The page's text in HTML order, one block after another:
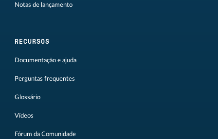
Notas de lançamento
RECURSOS
Documentação e ajuda
Perguntas frequentes
Glossário
Vídeos
Fórum da Comunidade